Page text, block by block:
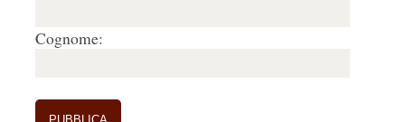
Cognome: